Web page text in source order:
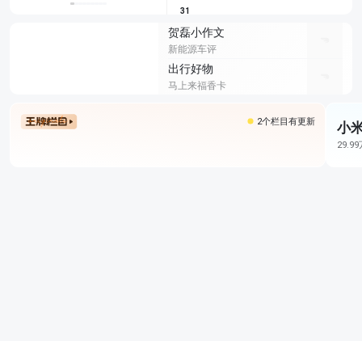
31
贺磊小作文
新能源车评
出行好物
马上来福香卡
2个栏目有更新 小
29.99